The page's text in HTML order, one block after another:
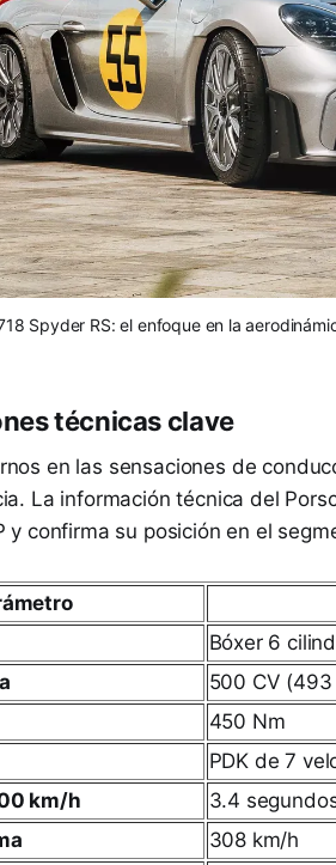
Spyder RS: el enfoque en la
técnicas clave
en las sensaciones de
La información técnica del
y confirma su posición en el
Bóxer 6
500 CV (493
450 Nm
PDK de 7
km/h
3.4
308 km/h